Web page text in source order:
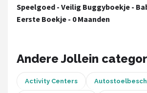
Speelgoed - Veilig Buggyboekje -
Eerste Boekje - 0 Maanden
Andere Jollein
Activity Centers